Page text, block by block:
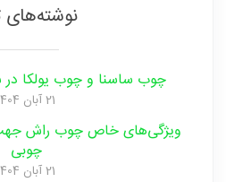
چوبی
نوشته‌های
چوب ساسنا و چوب یولکا
21 آبان 1404
ویژگی‌های خاص چوب راش جهت
چوبی
21 آبان 1404